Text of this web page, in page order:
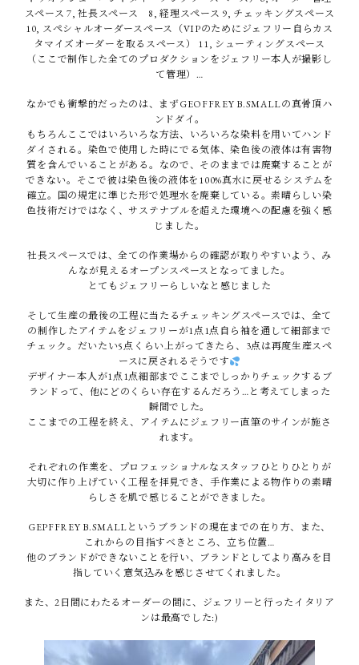
スペース 7, 社長スペース 8, 経理スペース 9, チェッキングスペース
10, スペシャルオーダースペース（VIPのためにジェフリー自らカス
タマイズオーダーを取るスペース） 11, シューティングスペース
（ここで制作した全てのプロダクションをジェフリー本人が撮影し
て管理）…
なかでも衝撃的だったのは、まずGEOFFREY B.SMALLの真骨頂ハ
ンドダイ。
もちろんここではいろいろな方法、いろいろな染料を用いてハンド
ダイされる。染色で使用した時にでる気体、染色後の液体は有害物
質を含んでいることがある。なので、そのままでは廃棄することが
できない。そこで彼は染色後の液体を100%真水に戻せるシステムを
確立。国の規定に準じた形で処理水を廃棄している。素晴らしい染
色技術だけではなく、サステナブルを超えた環境への配慮を強く感
じました。
社長スペースでは、全ての作業場からの確認が取りやすいよう、み
んなが見えるオープンスペースとなってました。
とてもジェフリーらしいなと感じました
そして生産の最後の工程に当たるチェッキングスペースでは、全て
の制作したアイテムをジェフリーが1点1点自ら袖を通して細部まで
チェック。だいたい5点くらい上がってきたら、3点は再度生産スペ
ースに戻されるそうです
デザイナー本人が1点1点細部までここまでしっかりチェックするブ
ランドって、他にどのくらい存在するんだろう…と考えてしまった
瞬間でした。
ここまでの工程を終え、アイテムにジェフリー直筆のサインが施さ
れます。
それぞれの作業を、プロフェッショナルなスタッフひとりひとりが
大切に作り上げていく工程を拝見でき、手作業による物作りの素晴
らしさを肌で感じることができました。
GEPFFREY B.SMALLというブランドの現在までの在り方、また、
これからの目指すべきところ、立ち位置…
他のブランドができないことを行い、ブランドとしてより高みを目
指していく意気込みを感じさせてくれました。
また、2日間にわたるオーダーの間に、ジェフリーと行ったイタリア
ンは最高でした:)